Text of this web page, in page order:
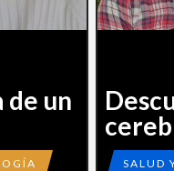
un
SALUD